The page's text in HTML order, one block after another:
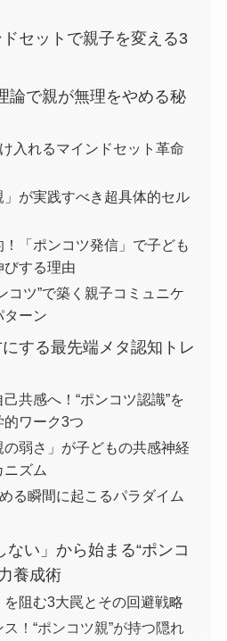
ドセットで親子を変える3
論で親が無理をやめる秘
入れるマインドセット革命
」が実践すべき超具体的セル
「ポンコツ発信」で子ども
びする理由
コツ”で築く親子コミュニケ
ターン
にする最先端メタ認知トレ
共感へ！“ポンコツ認識”を
ワーク3つ
弱さ」が子どもの共感神経
ニズム
る瞬間に起こるパラダイム
い」から始まる“ポンコ
養成術
を阻む3大罠とその回避戦略
！“ポンコツ親”が持つ隠れ